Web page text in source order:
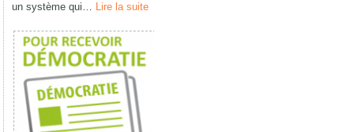
un système qui… Lire la suite